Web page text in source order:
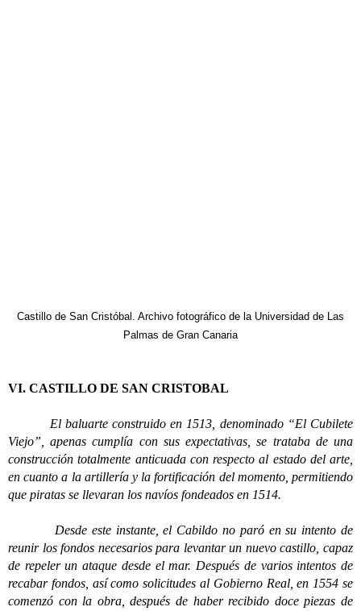
Castillo de San Cristóbal. Archivo fotográfico de la Universidad de Las
Palmas de Gran Canaria
VI. CASTILLO DE SAN CRISTOBAL
El baluarte construido en 1513, denominado “El Cubilete
Viejo”, apenas cumplía con sus expectativas, se trataba de una
construcción totalmente anticuada con respecto al estado del arte,
en cuanto a la artillería y la fortificación del momento, permitiendo
que piratas se llevaran los navíos fondeados en 1514.
Desde este instante, el Cabildo no paró en su intento de
reunir los fondos necesarios para levantar un nuevo castillo, capaz
de repeler un ataque desde el mar. Después de varios intentos de
recabar fondos, así como solicitudes al Gobierno Real, en 1554 se
comenzó con la obra, después de haber recibido doce piezas de